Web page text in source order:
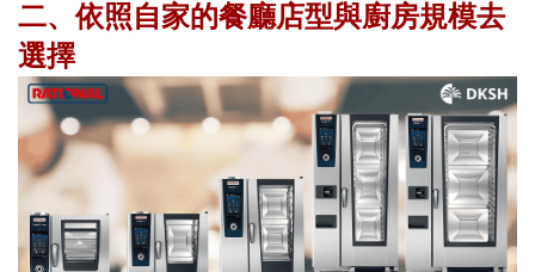
二、依照自家的餐廳店型與廚房規模去
選擇